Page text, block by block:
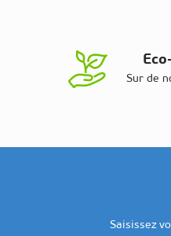
Sur de